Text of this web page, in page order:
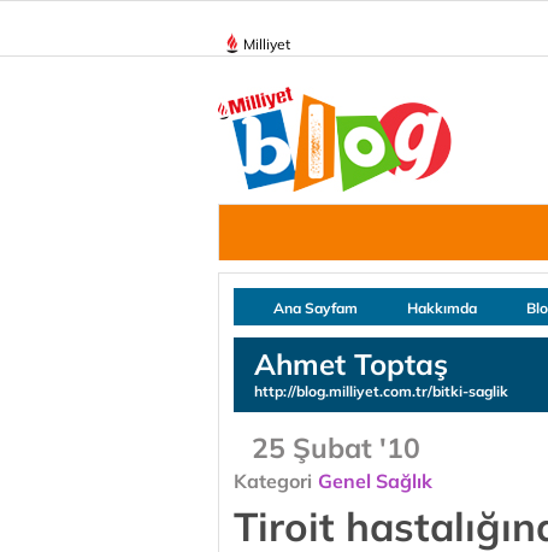
Milliyet
Ana Sayfam Hakkımda
Ahmet Toptaş
http://blog.milliyet.com.tr/bitki-saglik
25 Şubat '10
Kategori Genel Sağlık
Tiroit